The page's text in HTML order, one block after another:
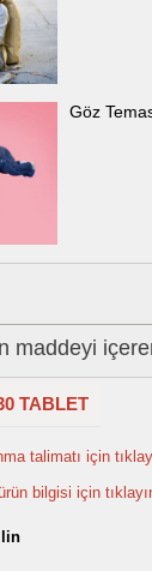
Göz
maddeyi
TABLET
talimatı için
bilgisi için